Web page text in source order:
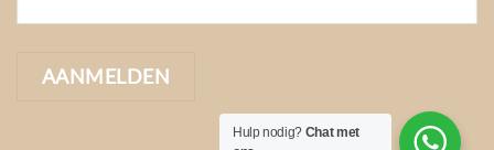
Hulp nodig? Chat met